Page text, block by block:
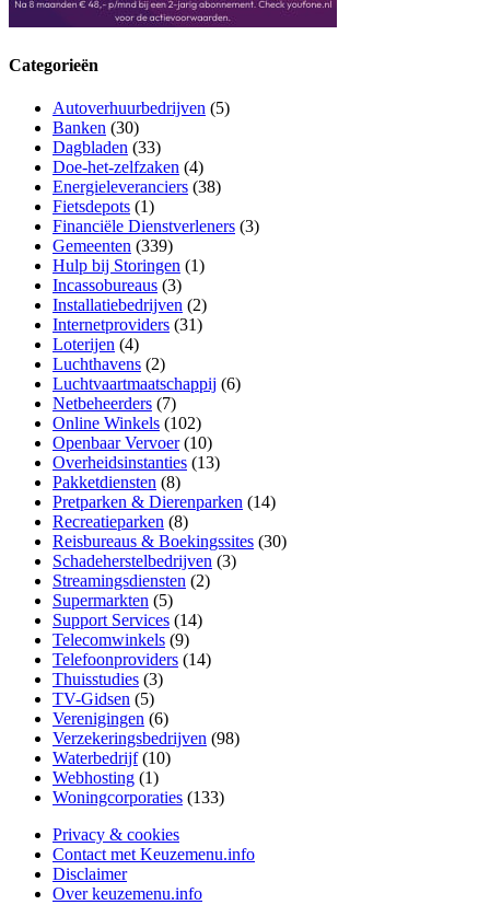
Categorieën
Autoverhuurbedrijven (5)
Banken (30)
Dagbladen (33)
Doe-het-zelfzaken (4)
Energieleveranciers (38)
Fietsdepots (1)
Financiële Dienstverleners (3)
Gemeenten (339)
Hulp bij Storingen (1)
Incassobureaus (3)
Installatiebedrijven (2)
Internetproviders (31)
Loterijen (4)
Luchthavens (2)
Luchtvaartmaatschappij (6)
Netbeheerders (7)
Online Winkels (102)
Openbaar Vervoer(10)
Overheidsinstanties (13)
Pakketdiensten (8)
Pretparken & Dierenparken (14)
Recreatieparken (8)
Reisbureaus & Boekingssites (30)
Schadeherstelbedrijven (3)
Streamingsdiensten (2)
Supermarkten (5)
Support Services (14)
Telecomwinkels (9)
Telefoonproviders (14)
Thuisstudies (3)
TV-Gidsen (5)
Verenigingen (6)
Verzekeringsbedrijven (98)
Waterbedrijf(10)
Webhosting (1)
Woningcorporaties (133)
Privacy & cookies
Contact met Keuzemenu.info
Disclaimer
Over keuzemenu.info